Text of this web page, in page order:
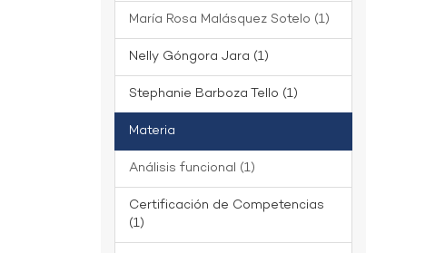
María Rosa Malásquez Sotelo (1)
Nelly Góngora Jara (1)
Stephanie Barboza Tello (1)
Materia
Análisis funcional (1)
Certificación de Competencias
(1)